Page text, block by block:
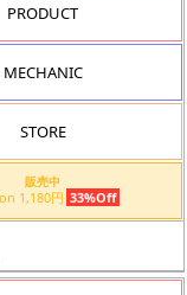
PRODUCT
MECHANIC
STORE
販売中
Amazon 1,180円 33%Off